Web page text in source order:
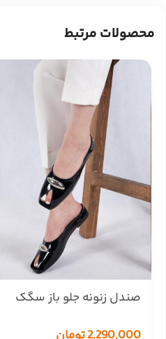
محصولات مرتبط
صندل زنونه جلو باز سگک